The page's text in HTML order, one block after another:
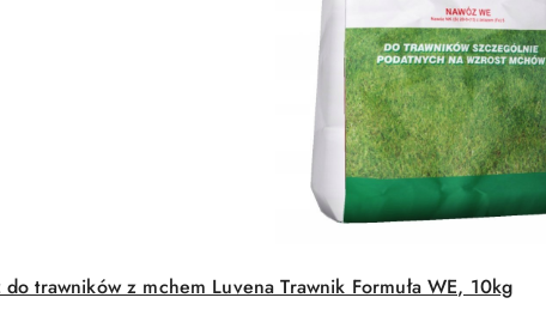
do trawników z mchem Luvena Trawnik Formuła WE, 10kg